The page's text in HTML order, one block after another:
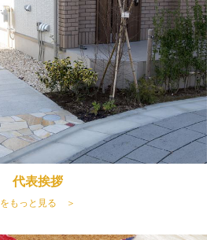
代表挨拶
をもっと見る ＞